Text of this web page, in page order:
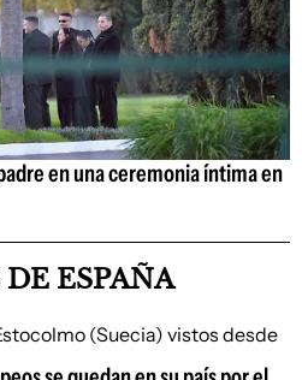
en una ceremonia íntima en
ESPAÑA